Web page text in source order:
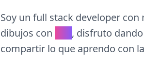
Soy un full stack developer
dibujos con
, disfruto
compartir lo que aprendo con